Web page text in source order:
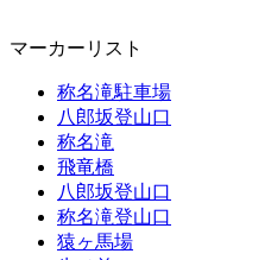
マーカーリスト
称名滝駐車場
八郎坂登山口
称名滝
飛竜橋
八郎坂登山口
称名滝登山口
猿ヶ馬場